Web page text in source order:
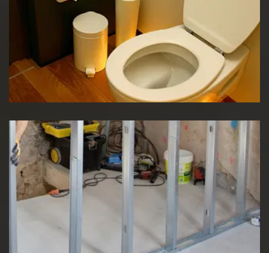
Réparation WC
Pose de cloison